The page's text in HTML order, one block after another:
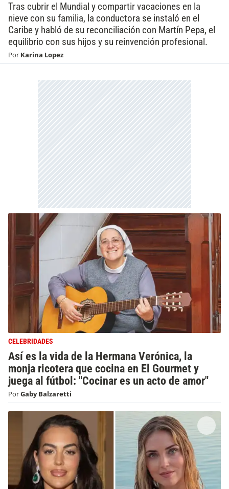
Tras cubrir el Mundial y compartir vacaciones en la
nieve con su familia, la conductora se instaló en el
Caribe y habló de su reconciliación con Martín Pepa, el
equilibrio con sus hijos y su reinvención profesional.
Por Karina Lopez
CELEBRIDADES
Así es la vida de la Hermana Verónica, la
monja ricotera que cocina en El Gourmet y
juega al fútbol: "Cocinar es un acto de amor"
PorGaby Balzaretti